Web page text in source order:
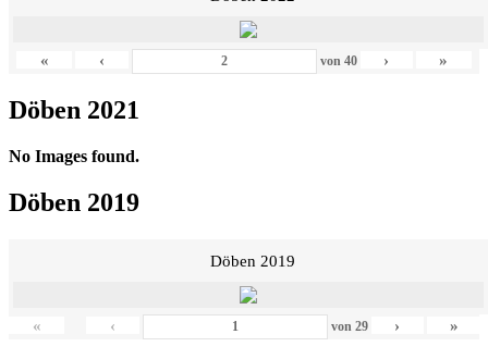
« ‹ von 40 › »
Döben 2021
No Images found.
Döben 2019
Döben 2019
« ‹ von 29 › »